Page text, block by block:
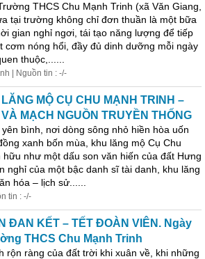
THCS Chu Mạnh Trinh (xã Văn Giang,
tại trường không chỉ đơn thuần là một bữa
gian nghỉ ngơi, tái tạo năng lượng để tiếp
cơm nóng hổi, đầy đủ dinh dưỡng mỗi ngày
thuộc,......
| Nguồn tin : -/-
LĂNG MỘ CỤ CHU MẠNH TRINH –
MẠCH NGUỒN TRUYỀN THỐNG
bình, nơi dòng sông nhỏ hiền hòa uốn
xanh bốn mùa, khu lăng mộ Cụ Chu
hữu như một dấu son văn hiến của đất Hưng
nghỉ của một bậc danh sĩ tài danh, khu lăng
hóa – lịch sử......
tin : -/-
ĐAN KẾT – TẾT ĐOÀN VIÊN. Ngày
THCS Chu Mạnh Trinh
rộn ràng của đất trời khi xuân về, khi những